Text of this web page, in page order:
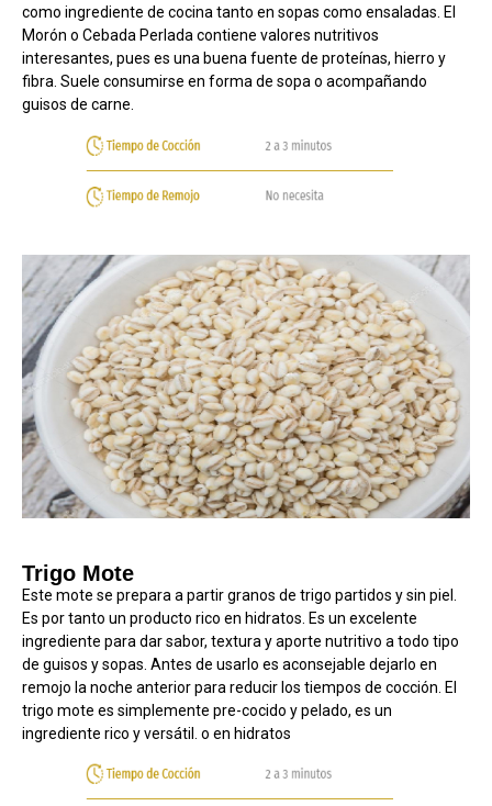
como ingrediente de cocina tanto en sopas como ensaladas. El
Morón o Cebada Perlada contiene valores nutritivos
interesantes, pues es una buena fuente de proteínas, hierro y
fibra. Suele consumirse en forma de sopa o acompañando
guisos de carne.
Trigo Mote
Este mote se prepara a partir granos de trigo partidos y sin piel.
Es por tanto un producto rico en hidratos. Es un excelente
ingrediente para dar sabor, textura y aporte nutritivo a todo tipo
de guisos y sopas. Antes de usarlo es aconsejable dejarlo en
remojo la noche anterior para reducir los tiempos de cocción. El
trigo mote es simplemente pre-cocido y pelado, es un
ingrediente rico y versátil. o en hidratos